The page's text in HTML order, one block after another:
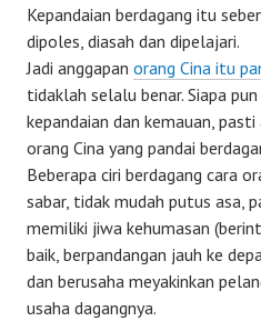
Kepandaian berdagang itu
dipoles, diasah dan dipelajari.
Jadi anggapan orang Cina itu
tidaklah selalu benar. Siapa
kepandaian dan kemauan,
orang Cina yang pandai
Beberapa ciri berdagang cara
sabar, tidak mudah putus asa,
memiliki jiwa kehumasan
baik, berpandangan jauh ke
dan berusaha meyakinkan
usaha dagangnya.